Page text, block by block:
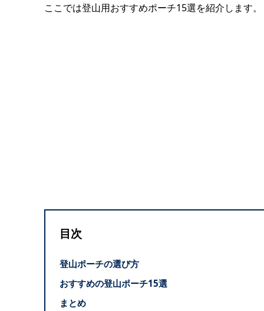
ここでは登山用おすすめポーチ15選を紹介します。
目次
登山ポーチの選び方
おすすめの登山ポーチ15選
まとめ